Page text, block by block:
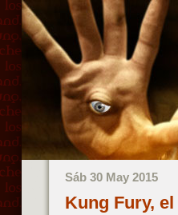
Sáb 30 May 2015
Kung Fury,